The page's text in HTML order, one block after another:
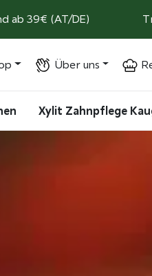
ab 39€ (AT/DE)
Über uns
Xylit Zahnpflege